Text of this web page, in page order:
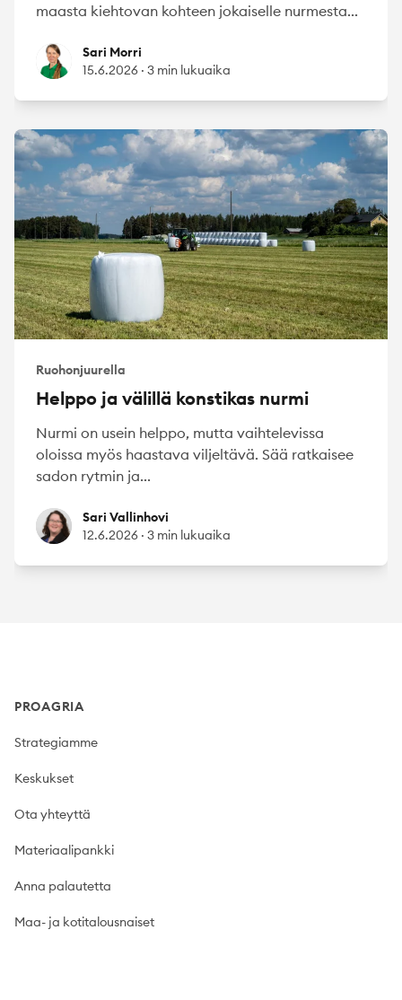
maasta kiehtovan kohteen jokaiselle nurmesta...
Sari MorriSari Morri
15.6.2026 · 3 min lukuaika
Ruohonjuurella
Helppo ja välillä konstikas nurmi
Nurmi on usein helppo, mutta vaihtelevissa
oloissa myös haastava viljeltävä. Sää ratkaisee
sadon rytmin ja...
Sari Vallinhovi
Sari Vallinhovi
12.6.2026 · 3 min lukuaika
PROAGRIA
Strategiamme
Keskukset
Ota yhteyttä
Materiaalipankki
Anna palautetta
Maa- ja kotitalousnaiset